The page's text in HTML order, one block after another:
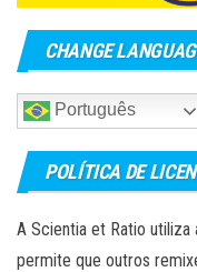
CHANGE
Português
POLÍTICA DE
A Scientia et Ratio utiliza
permite que outros